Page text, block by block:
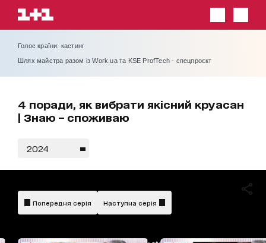
Голос країни: кастинг
Шлях майстра разом із Work.ua та KSE ProfTech - спецпроєкт
4 поради, як вибрати якісний круасан
| Знаю – споживаю
2024
Попередня серія Наступна серія